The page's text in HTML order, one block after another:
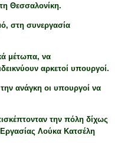
Θεσσαλονίκη.
στη συνεργασία
μέτωπα, να
αρκετοί υπουργοί.
ανάγκη οι υπουργοί να
την πόλη δίχως
Λούκα Κατσέλη